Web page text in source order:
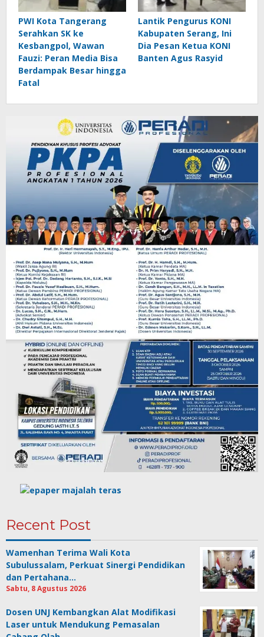
PWI Kota Tangerang
Serahkan SK ke
Kesbangpol, Wawan
Fauzi: Peran Media Bisa
Berdampak Besar hingga
Fatal
Lantik Pengurus KONI
Kabupaten Serang, Ini
Dia Pesan Ketua KONI
Banten Agus Rasyid
Recent Post
Wamenhan Terima Wali Kota
Subulussalam, Perkuat Sinergi Pendidikan
dan Pertahana…
Sabtu, 8 Agustus 2026
Dosen UNJ Kembangkan Alat Modifikasi
Laser untuk Mendukung Pemasalan